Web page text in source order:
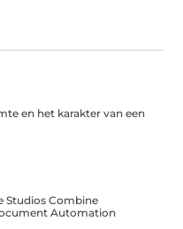
en het karakter van een
Studios Combine
Automation